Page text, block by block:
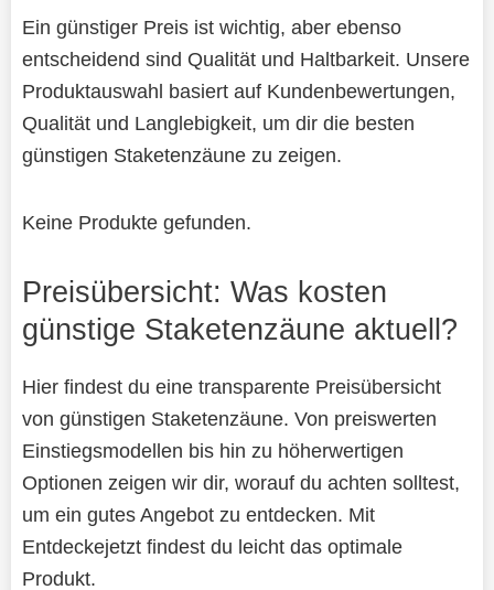
Ein günstiger Preis ist wichtig, aber ebenso
entscheidend sind Qualität und Haltbarkeit. Unsere
Produktauswahl basiert auf Kundenbewertungen,
Qualität und Langlebigkeit, um dir die besten
günstigen Staketenzäune zu zeigen.
Keine Produkte gefunden.
Preisübersicht: Was kosten
günstige Staketenzäune aktuell?
Hier findest du eine transparente Preisübersicht
von günstigen Staketenzäune. Von preiswerten
Einstiegsmodellen bis hin zu höherwertigen
Optionen zeigen wir dir, worauf du achten solltest,
um ein gutes Angebot zu entdecken. Mit
Entdeckejetzt findest du leicht das optimale
Produkt.